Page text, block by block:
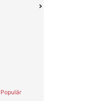
Populär